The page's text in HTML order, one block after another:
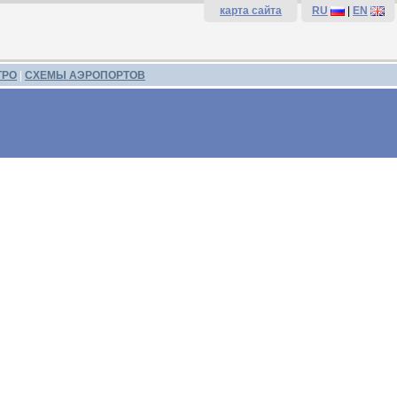
карта сайта RU EN
СХЕМЫ АЭРОПОРТОВ